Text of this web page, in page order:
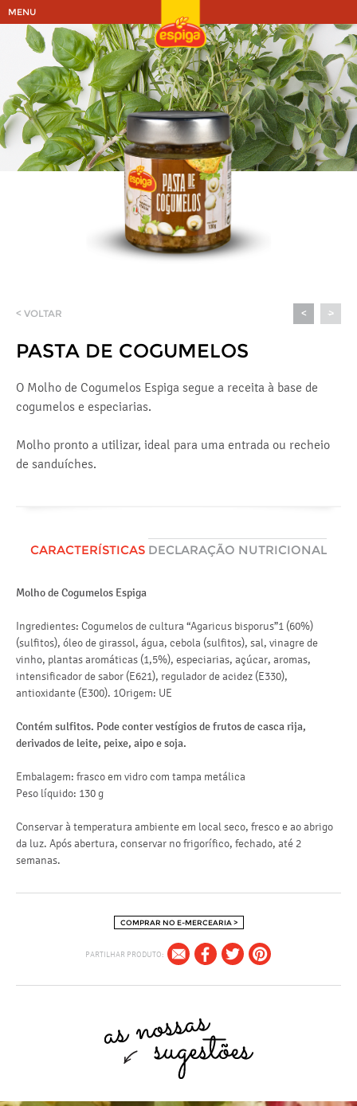
MENU
< VOLTAR < >
PASTA DE COGUMELOS
O Molho de Cogumelos Espiga segue a receita à base de
cogumelos e especiarias.
Molho pronto a utilizar, ideal para uma entrada ou recheio
de sanduíches.
CARACTERÍSTICAS DECLARAÇÃO NUTRICIONAL
Molho de Cogumelos Espiga
Ingredientes: Cogumelos de cultura “Agaricus bisporus”1 (60%)
(sulfitos), óleo de girassol, água, cebola (sulfitos), sal, vinagre de
vinho, plantas aromáticas (1,5%), especiarias, açúcar, aromas,
intensificador de sabor (E621), regulador de acidez (E330),
antioxidante (E300). 1Origem: UE
Contém sulfitos. Pode conter vestígios de frutos de casca rija,
derivados de leite, peixe, aipo e soja.
Embalagem: frasco em vidro com tampa metálica
Peso líquido: 130 g
Conservar à temperatura ambiente em local seco, fresco e ao abrigo
da luz. Após abertura, conservar no frigorífico, fechado, até 2
semanas.
COMPRAR NO E-MERCEARIA >
PARTILHAR PRODUTO: